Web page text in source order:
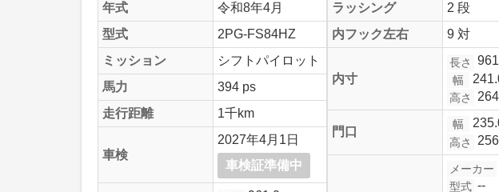
年式
令和8年4月
型式
2PG-FS84HZ
ミッション
シフトパイロット
馬力
394 ps
走行距離
1千km
車検
2027年4月1日
車検証準備中
ラッシング
2 段
内フック左右
9 対
内寸
長さ
幅
高さ
門口
幅
高さ
メーカー
型式 --